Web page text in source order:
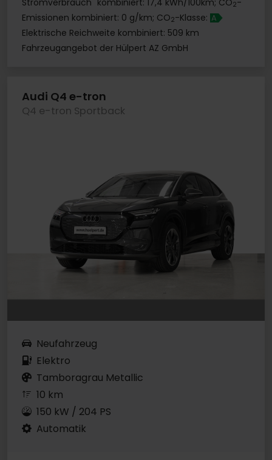
2
Emissionen kombiniert: 0 g/km; CO2-Klasse: A
Elektrische Reichweite kombiniert: 509 km
Fahrzeugangebot der Hülpert AZ GmbH
Audi Q4 e-tron
Q4 e-tron Sportback
Neufahrzeug
Elektro
Tamboragrau Metallic
10 km
150 kW / 204 PS
Automatik